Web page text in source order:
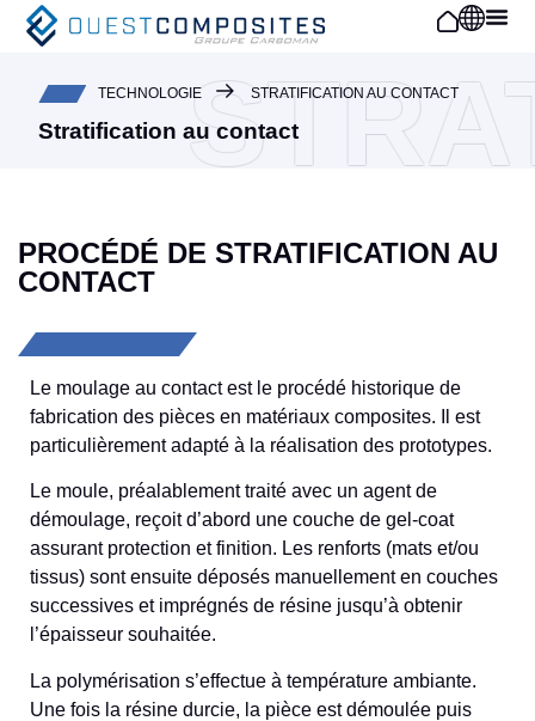
TECHNOLOGIE STRATIFICATION AU CONTACT
Stratification au contact
PROCÉDÉ DE STRATIFICATION AU
CONTACT
Le moulage au contact est le procédé historique de
fabrication des pièces en matériaux composites. Il est
particulièrement adapté à la réalisation des prototypes.
Le moule, préalablement traité avec un agent de
démoulage, reçoit d’abord une couche de gel-coat
assurant protection et finition. Les renforts (mats et/ou
tissus) sont ensuite déposés manuellement en couches
successives et imprégnés de résine jusqu’à obtenir
l’épaisseur souhaitée.
La polymérisation s’effectue à température ambiante.
Une fois la résine durcie, la pièce est démoulée puis
Panneau de gestion des cookies